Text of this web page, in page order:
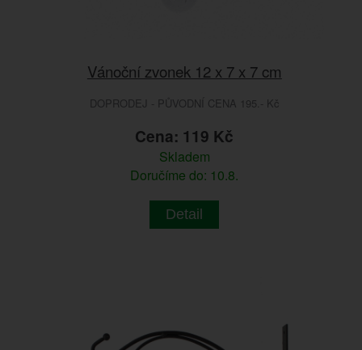
Vánoční zvonek 12 x 7 x 7 cm
DOPRODEJ - PŮVODNÍ CENA 195.- Kč
Cena: 119 Kč
Skladem
Doručíme do: 10.8.
Detail